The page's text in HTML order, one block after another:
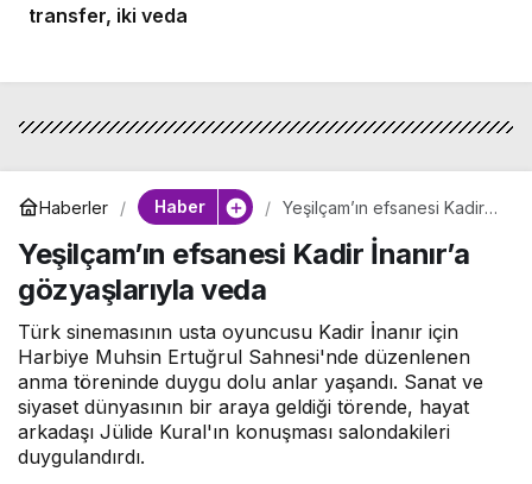
transfer, iki veda
Haberler Haber
Yeşilçam’ın efsanesi Kadir
Yeşilçam’ın efsanesi Kadir İnanır’a
gözyaşlarıyla veda
Türk sinemasının usta oyuncusu Kadir İnanır için
Harbiye Muhsin Ertuğrul Sahnesi'nde düzenlenen
anma töreninde duygu dolu anlar yaşandı. Sanat ve
siyaset dünyasının bir araya geldiği törende, hayat
arkadaşı Jülide Kural'ın konuşması salondakileri
duygulandırdı.